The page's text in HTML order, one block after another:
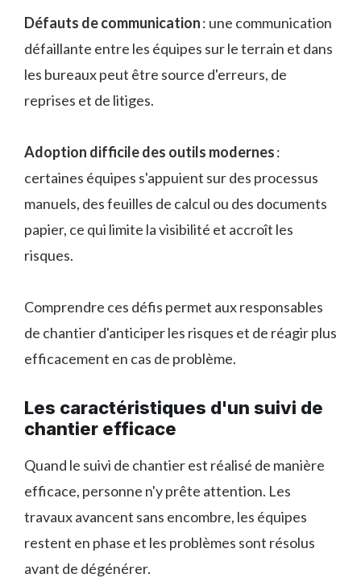
Défauts de communication: une communication
défaillante entre les équipes sur le terrain et dans
les bureaux peut être source d'erreurs, de
reprises et de litiges.
Adoption difficile des outils modernes:
certaines équipes s'appuient sur des processus
manuels, des feuilles de calcul ou des documents
papier, ce qui limite la visibilité et accroît les
risques.
Comprendre ces défis permet aux responsables
de chantier d'anticiper les risques et de réagir plus
efficacement en cas de problème.
Les caractéristiques d'un suivi de
chantier efficace
Quand le suivi de chantier est réalisé de manière
efficace, personne n'y prête attention. Les
travaux avancent sans encombre, les équipes
restent en phase et les problèmes sont résolus
avant de dégénérer.